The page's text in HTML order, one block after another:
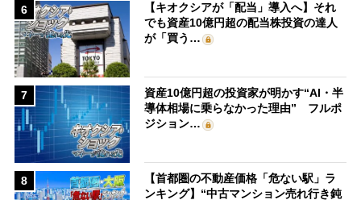
6
【キオクシアが「配当」導入へ】それ
でも資産10億円超の配当株投資の達人
が「買う…
7
資産10億円超の投資家が明かす“AI・半
導体相場に乗らなかった理由” フルポ
ジション…
8
【首都圏の不動産価格「危ない駅」ラ
ンキング】“中古マンション売れ行き鈍